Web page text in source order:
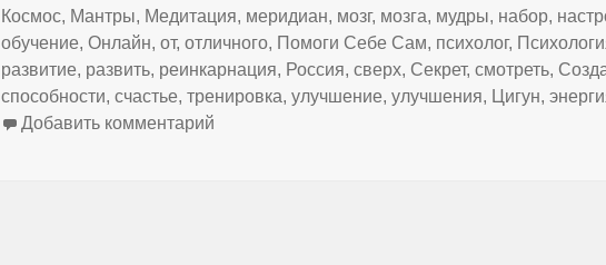
Космос, Мантры, Медитация, меридиан, мозг, мозга, мудры, набор,
обучение,Онлайн,от,отличного, Помоги Себе Сам, психолог,
развитие, развить, реинкарнация, Россия,сверх, Секрет,смотреть,
способности,счастье,тренировка,улучшение,улучшения, Цигун,
Добавить комментарий